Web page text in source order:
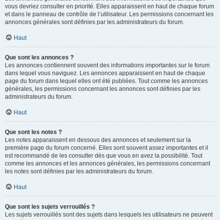
vous devriez consulter en priorité. Elles apparaissent en haut de chaque forum
et dans le panneau de contrôle de l’utilisateur. Les permissions concernant les
annonces générales sont définies par les administrateurs du forum.
Haut
Que sont les annonces ?
Les annonces contiennent souvent des informations importantes sur le forum
dans lequel vous naviguez. Les annonces apparaissent en haut de chaque
page du forum dans lequel elles ont été publiées. Tout comme les annonces
générales, les permissions concernant les annonces sont définies par les
administrateurs du forum.
Haut
Que sont les notes ?
Les notes apparaissent en dessous des annonces et seulement sur la
première page du forum concerné. Elles sont souvent assez importantes et il
est recommandé de les consulter dès que vous en avez la possibilité. Tout
comme les annonces et les annonces générales, les permissions concernant
les notes sont définies par les administrateurs du forum.
Haut
Que sont les sujets verrouillés ?
Les sujets verrouillés sont des sujets dans lesquels les utilisateurs ne peuvent